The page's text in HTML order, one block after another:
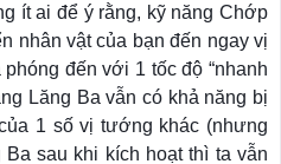
ít ai để ý rằng, kỹ năng Chớp
nhân vật của bạn đến ngay vị
đến với 1 tốc độ “nhanh
Lăng Ba vẫn có khả năng bị
1 số vị tướng khác (nhưng
sau khi kích hoạt thì ta vẫn